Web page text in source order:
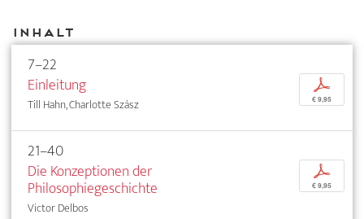
Inhalt
7–22
Einleitung
Till Hahn, Charlotte Szász
p
€ 9,95
21–40
Die Konzeptionen der
Philosophiegeschichte
Victor Delbos
p
€ 9,95